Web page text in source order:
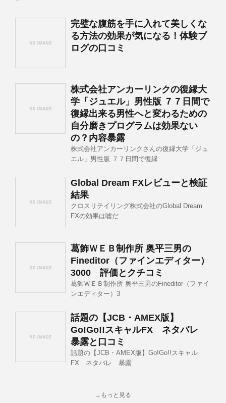
完璧な腹筋を手に入れて美しくな
る方法の効果が気になる！体験ブ
ログの口コミ
株式会社アンカーリンクの復縁大
学「ジュエル」男性版 ７７日間で
復縁出来る男性へと変わるための
自分磨きプログラムは効果ない
の？内容暴露
株式会社アンカーリンクさんの復縁大学「ジュ
エル」男性版 ７７日間で復縁
Global Dream FXレビューと検証
結果
クロスリテイリング株式会社のGlobal Dream
FXの効果は嘘だ
葛飾ＷＥＢ制作所 奥平三男の
Fineditor（ファインエディター）
3000 評価とクチコミ
葛飾ＷＥＢ制作所 奥平三男のFineditor（ファイ
ンエディター）3
話題の【JCB・AMEX版】
Go!Go!!スキャルFX ネタバレ
暴露と口コミ
話題の【JCB・AMEX版】Go!Go!!スキャル
FX ネタバレ 暴露
→もっと見る